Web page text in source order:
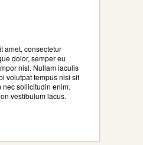
amet, consectetur
dolor, semper eu
nisl. Nullam iaculis
volutpat tempus nisi sit
nec sollicitudin enim.
vestibulum lacus.